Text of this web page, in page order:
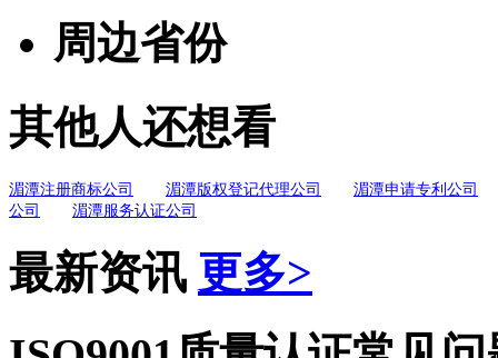
周边省份
其他人还想看
湄潭注册商标公司 湄潭版权登记代理公司
湄潭申请专利公司
公司
湄潭服务认证公司
最新资讯 更多>